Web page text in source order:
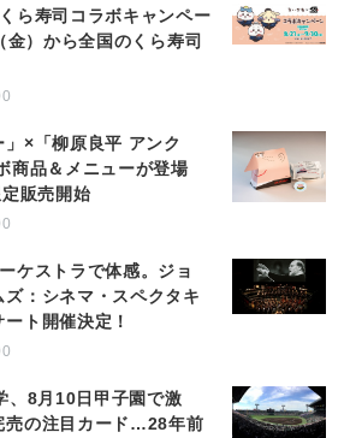
ら寿司コラボキャンペー
）から全国のくら寿司
」×「柳原良平 アンク
商品＆メニューが登場
販売開始
ケストラで体感。ジョ
ズ：シネマ・スペクタキ
ト開催決定！
、8月10日甲子園で激
の注目カード…28年前